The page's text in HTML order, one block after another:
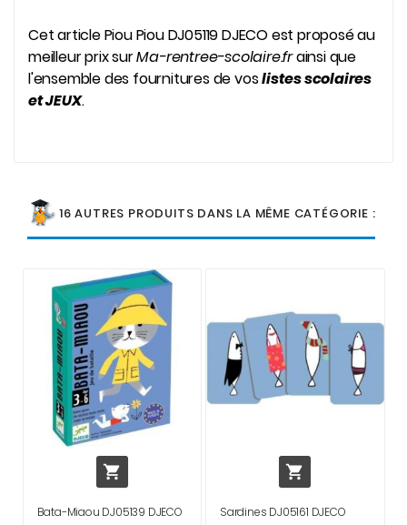
Cet article Piou Piou DJ05119 DJECO est proposé au
meilleur prix surMa-rentree-scolaire.frainsi que
l'ensemble des fournitures de voslistes scolaires
et JEUX.
16 AUTRES PRODUITS DANS LA MÊME CATÉGORIE :

Bata-Miaou DJ05139 DJECO

Sardines DJ05161 DJECO